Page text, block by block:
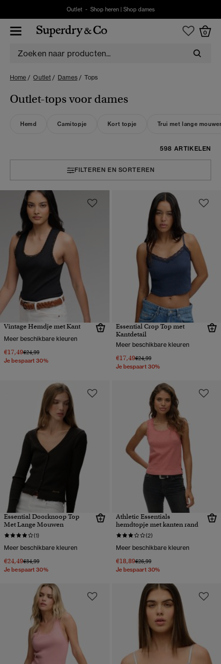
Outlet - Shop heren| Shop dames
0
Home Outlet Dames Tops
Outlet-tops voor dames
Hemd Camitopje Kort topje Trui met lange
598 ARTIKELEN
FILTEREN EN SORTEREN
Vintage Hemdje met Kant
Meer beschikbare kleuren
€17,49Prijs verlaagd van
€24,99naar
Je bespaart 30%
Essential Crop Top met
Kantdetail
Meer beschikbare kleuren
€17,49Prijs verlaagd van
€24,99naar
Je bespaart 30%
Essential Doorknoop Top
Met Lange Mouwen
(1)
Meer beschikbare kleuren
€24,49Prijs verlaagd van
€34,99naar
Je bespaart 30%
Athletic Essentials
hemdtopje met kanten rand
(2)
Meer beschikbare kleuren
€18,89Prijs verlaagd van
€26,99naar
Je bespaart 30%